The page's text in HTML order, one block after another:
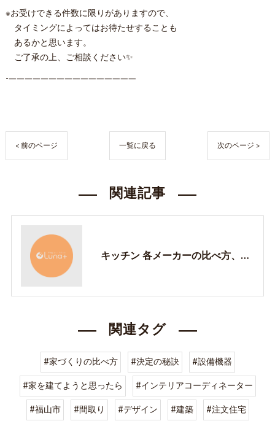
※お受けできる件数に限りがありますので、
タイミングによってはお待たせすることも
あるかと思います。
ご了承の上、ご相談ください✨
-————————————————
< 前のページ 一覧に戻る 次のページ >
関連記事
キッチン 各メーカーの比べ方、決定の秘訣
関連タグ
#家づくりの比べ方 #決定の秘訣
#設備機器
#家を建てようと思ったら
#インテリアコーディネーター
#福山市
#間取り #デザイン #建築
#注文住宅